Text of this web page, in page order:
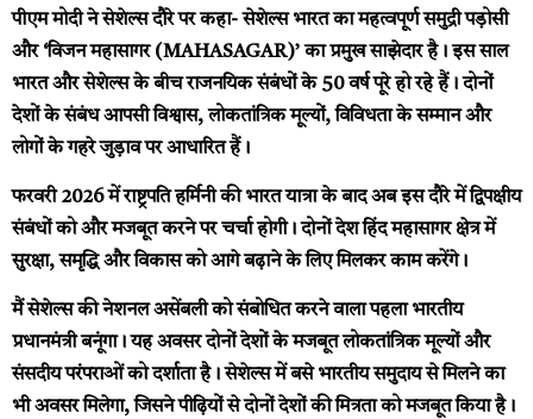
पीएम मोदी ने सेशेल्स दौरे पर कहा- सेशेल्स भारत का महत्वपूर्ण समुद्री पड़ोसी
और ‘विजन महासागर (MAHASAGAR)’ का प्रमुख साझेदार है। इस साल
भारत और सेशेल्स के बीच राजनयिक संबंधों के 50 वर्ष पूरे हो रहे हैं। दोनों
देशों के संबंध आपसी विश्वास, लोकतांत्रिक मूल्यों, विविधता के सम्मान और
लोगों के गहरे जुड़ाव पर आधारित हैं।
फरवरी 2026 में राष्ट्रपति हर्मिनी की भारत यात्रा के बाद अब इस दौरे में द्विपक्षीय
संबंधों को और मजबूत करने पर चर्चा होगी। दोनों देश हिंद महासागर क्षेत्र में
सुरक्षा, समृद्धि और विकास को आगे बढ़ाने के लिए मिलकर काम करेंगे।
मैं सेशेल्स की नेशनल असेंबली को संबोधित करने वाला पहला भारतीय
प्रधानमंत्री बनूंगा। यह अवसर दोनों देशों के मजबूत लोकतांत्रिक मूल्यों और
संसदीय परंपराओं को दर्शाता है। सेशेल्स में बसे भारतीय समुदाय से मिलने का
भी अवसर मिलेगा, जिसने पीढ़ियों से दोनों देशों की मित्रता को मजबूत किया है।